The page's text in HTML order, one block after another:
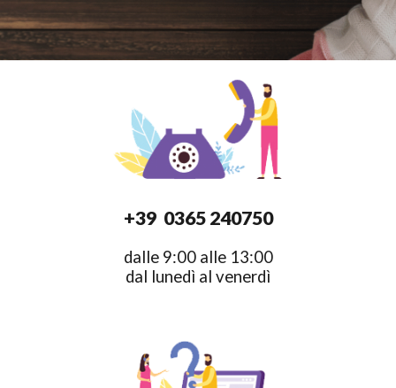
+39 0365 240750
dalle 9:00 alle 13:00
dal lunedì al venerdì